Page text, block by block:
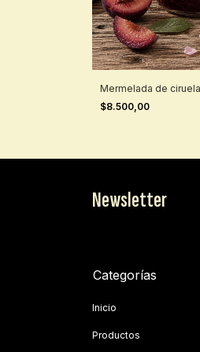
Mermelada de ciruela
$8.500,00
Newsletter
Categorías
Inicio
Productos